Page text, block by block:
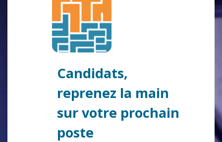
Candidats,
reprenez la main
sur votre prochain
poste